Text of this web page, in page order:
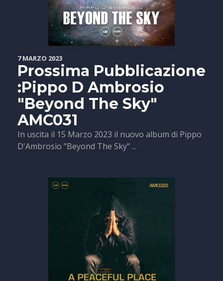
7 MARZO 2023
Prossima Pubblicazione
:Pippo D Ambrosio
"Beyond The Sky"
AMC031
In uscita il 15 Marzo 2023 il nuovo album di Pippo
D'Ambrosio "Beyond The Sky" ...